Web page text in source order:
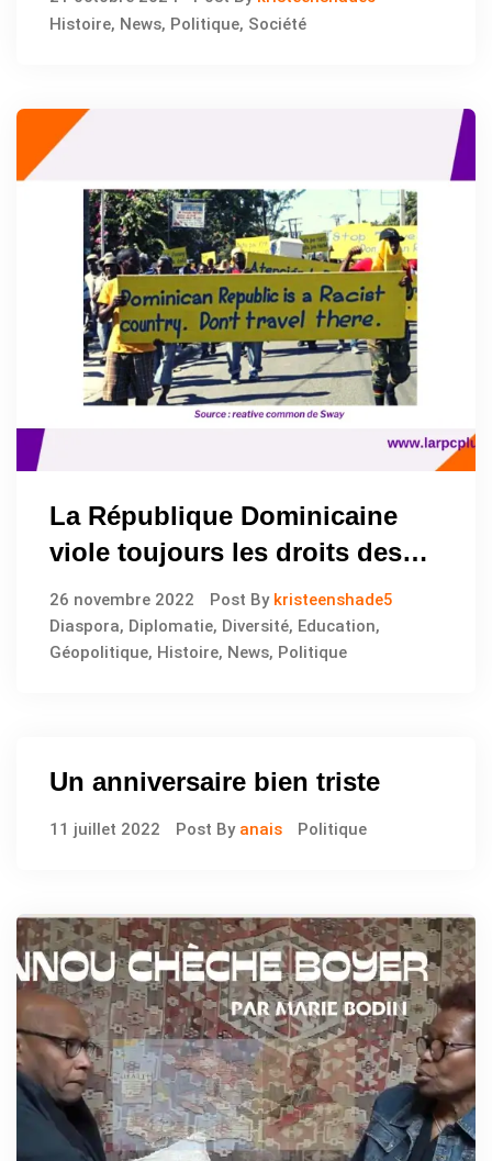
Histoire, News, Politique, Société
La République Dominicaine
viole toujours les droits des
Haïtiens
26 novembre 2022 Post By kristeenshade5
Diaspora, Diplomatie, Diversité, Education,
Géopolitique, Histoire, News, Politique
Un anniversaire bien triste
11 juillet 2022 Post By anais Politique